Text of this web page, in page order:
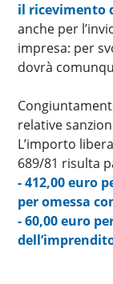
il ricevimento
anche per
impresa: per
dovrà
relative
L’importo
689/81 risulta
- 412,00 euro
per omessa
- 60,00 euro